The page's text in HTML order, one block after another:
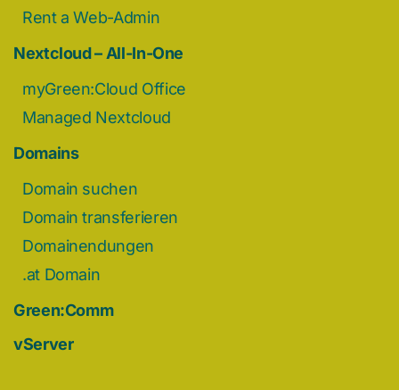
Rent a Web-Admin
Nextcloud – All-In-One
myGreen:Cloud Office
Managed Nextcloud
Domains
Domain suchen
Domain transferieren
Domainendungen
.at Domain
Green:Comm
vServer